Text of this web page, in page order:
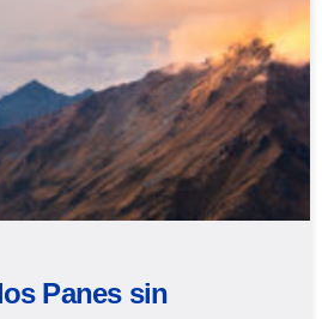
Panes sin